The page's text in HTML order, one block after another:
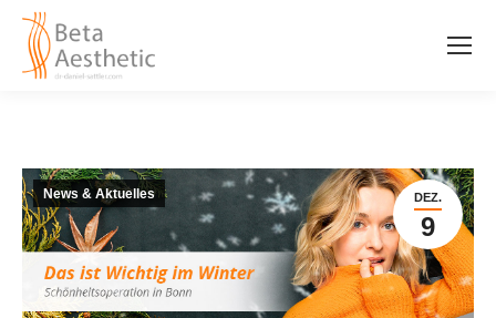
DEZ.
9
News & Aktuelles